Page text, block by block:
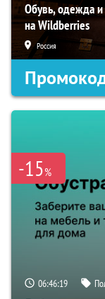
Обувь, одежда и
на Wildberries
Россия
-15%
06:46:18